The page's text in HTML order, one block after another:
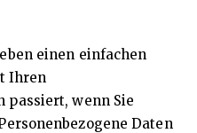
einen einfachen
Ihren
passiert, wenn Sie
Daten